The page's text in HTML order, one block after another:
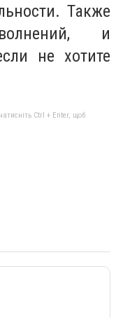
Также
и
не хотите
Ctrl + Enter, щоб